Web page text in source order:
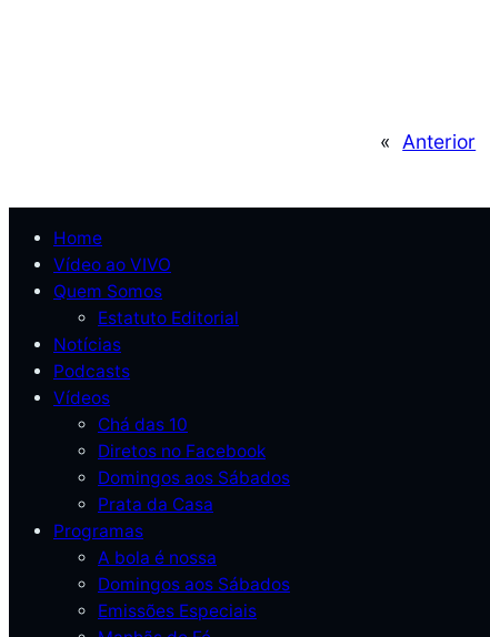
« Anterior
Home
Vídeo ao VIVO
Quem Somos
Estatuto Editorial
Notícias
Podcasts
Vídeos
Chá das 10
Diretos no Facebook
Domingos aos Sábados
Prata da Casa
Programas
A bola é nossa
Domingos aos Sábados
Emissões Especiais